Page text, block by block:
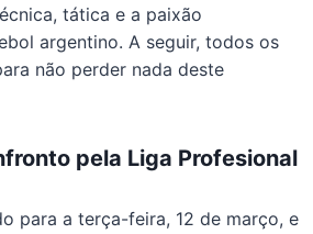
tática e a paixão
argentino. A seguir, todos os
não perder nada deste
pela Liga Profesional
para a terça-feira, 12 de março, e